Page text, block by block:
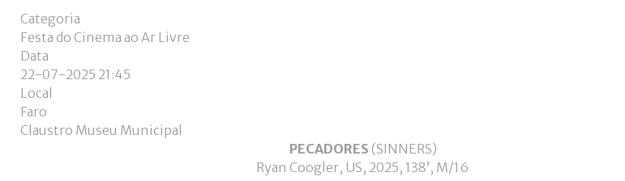
Categoria
Festa do Cinema ao Ar Livre
Data
22-07-2025 21:45
Local
Faro
Claustro Museu Municipal
PECADORES (SINNERS)
Ryan Coogler, US, 2025, 138’, M/16